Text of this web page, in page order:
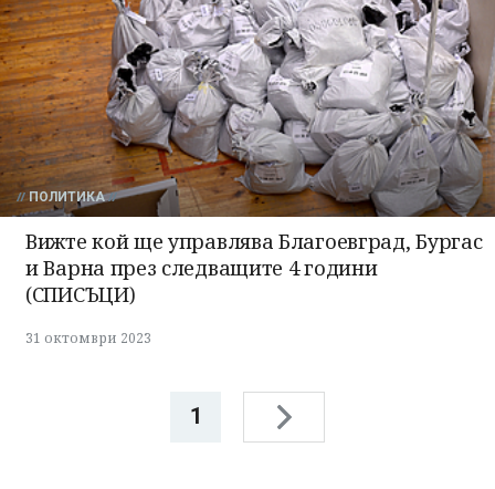
ПОЛИТИКА
Вижте кой ще управлява Благоевград, Бургас
и Варна през следващите 4 години
(СПИСЪЦИ)
31 октомври 2023
1